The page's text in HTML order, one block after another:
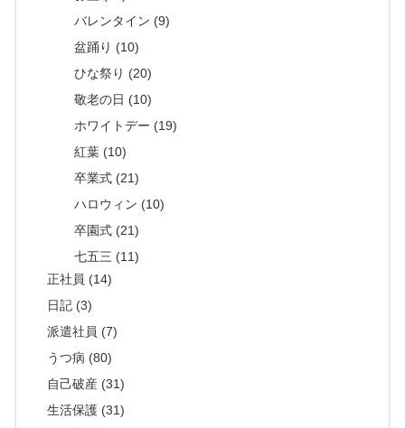
バレンタイン (9)
盆踊り (10)
ひな祭り (20)
敬老の日 (10)
ホワイトデー (19)
紅葉 (10)
卒業式 (21)
ハロウィン (10)
卒園式 (21)
七五三 (11)
正社員 (14)
日記 (3)
派遣社員 (7)
うつ病 (80)
自己破産 (31)
生活保護 (31)